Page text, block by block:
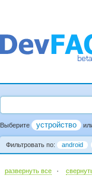
Выберите устройство
Фильтровать по: android
развернуть все ·